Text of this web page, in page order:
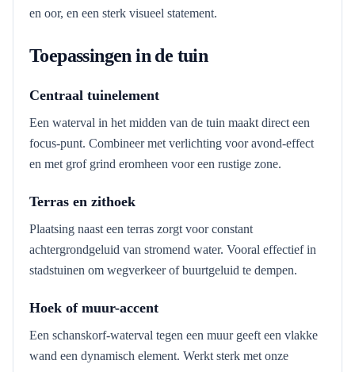
en oor, en een sterk visueel statement.
Toepassingen in de tuin
Centraal tuinelement
Een waterval in het midden van de tuin maakt direct een
focus-punt. Combineer met verlichting voor avond-effect
en met grof grind eromheen voor een rustige zone.
Terras en zithoek
Plaatsing naast een terras zorgt voor constant
achtergrondgeluid van stromend water. Vooral effectief in
stadstuinen om wegverkeer of buurtgeluid te dempen.
Hoek of muur-accent
Een schanskorf-waterval tegen een muur geeft een vlakke
wand een dynamisch element. Werkt sterk met onze